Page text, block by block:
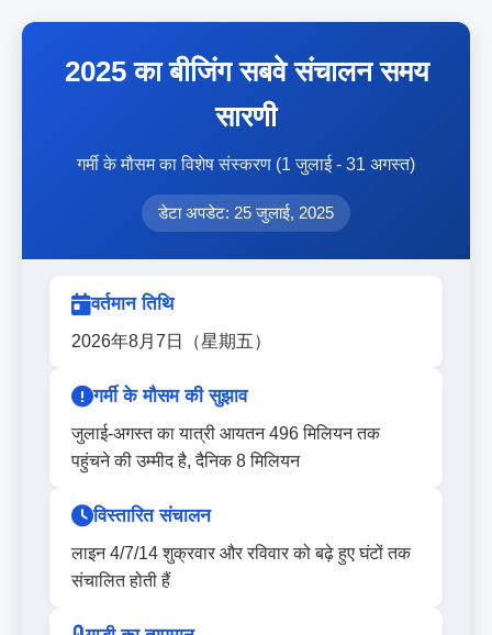
2025 का बीजिंग सबवे संचालन समय
सारणी
गर्मी के मौसम का विशेष संस्करण (1 जुलाई - 31 अगस्त)
डेटा अपडेट: 25 जुलाई, 2025
वर्तमान तिथि
2026年8月7日（星期五）
गर्मी के मौसम की सुझाव
जुलाई-अगस्त का यात्री आयतन 496 मिलियन तक
पहुंचने की उम्मीद है, दैनिक 8 मिलियन
विस्तारित संचालन
लाइन 4/7/14 शुक्रवार और रविवार को बढ़े हुए घंटों तक
संचालित होती हैं